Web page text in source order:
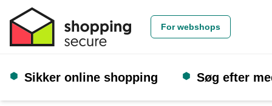
For webshops
Sikker online shopping Søg efter